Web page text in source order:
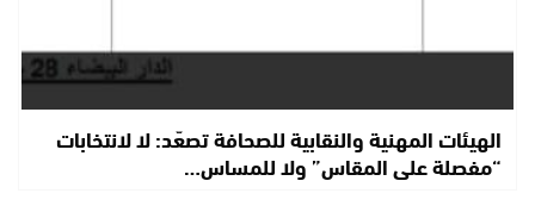
الهيئات المهنية والنقابية للصحافة تصعّد: لا لانتخابات
“مفصلة على المقاس” ولا للمساس…